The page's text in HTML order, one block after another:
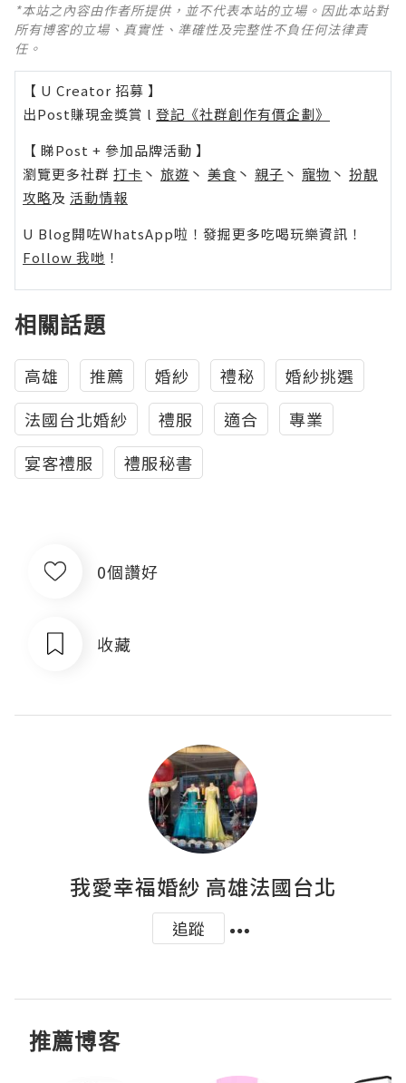
*本站之內容由作者所提供，並不代表本站的立場。因此本站對
所有博客的立場、真實性、準確性及完整性不負任何法律責
任。
【 U Creator 招募 】
出Post賺現金獎賞 l 登記《社群創作有價企劃》
【 睇Post + 參加品牌活動 】
瀏覽更多社群 打卡 丶 旅遊 丶 美食 丶 親子 丶 寵物 丶 扮靚
攻略及 活動情報
U Blog開咗WhatsApp啦！發掘更多吃喝玩樂資訊！
Follow 我哋 ！
相關話題
高雄 推薦 婚紗 禮秘
婚紗挑選
法國台北婚紗
禮服 適合
專業
宴客禮服
禮服秘書
0個讚好
收藏
我愛幸福婚紗 高雄法國台北
追蹤
推薦博客